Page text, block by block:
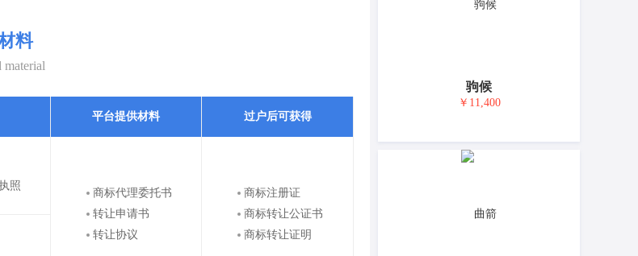
料
material
平台提供材料 过户后可获得
照
商标代理委托书
转让申请书
转让协议
商标注册证
商标转让公证书
商标转让证明
驹候
￥11,400